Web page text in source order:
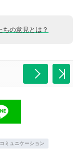
の意見とは？
コミュニケーション